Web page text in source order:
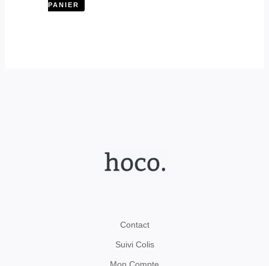
PANIER
Contact
Suivi Colis